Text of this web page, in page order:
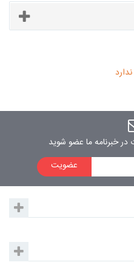
در خبرنامه ما عضو شوید
عضویت